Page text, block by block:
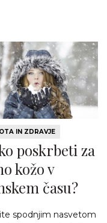
IN ZDRAVJE
poskrbeti za
kožo v
času?
spodnjim nasvetom